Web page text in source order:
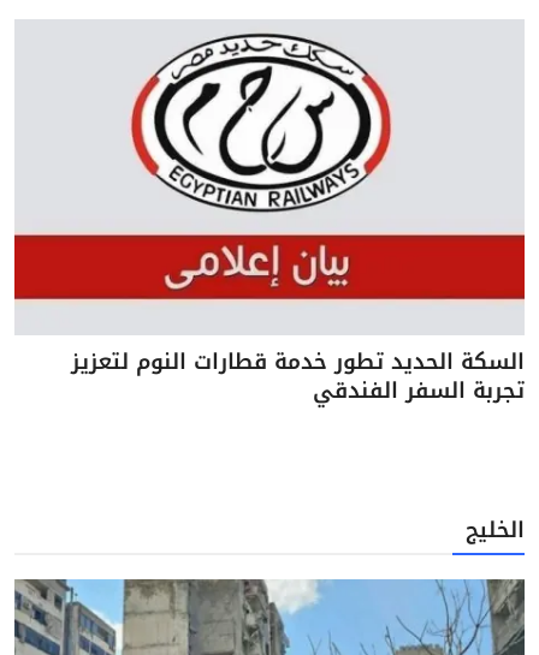
السكة الحديد تطور خدمة قطارات النوم لتعزيز
تجربة السفر الفندقي
الخليج